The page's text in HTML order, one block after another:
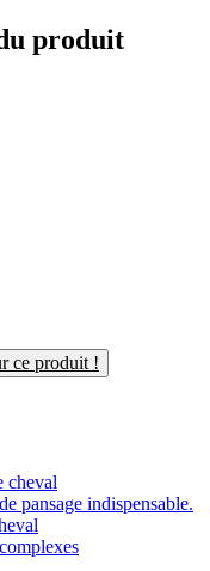
produit
ce produit !
cheval
pansage indispensable.